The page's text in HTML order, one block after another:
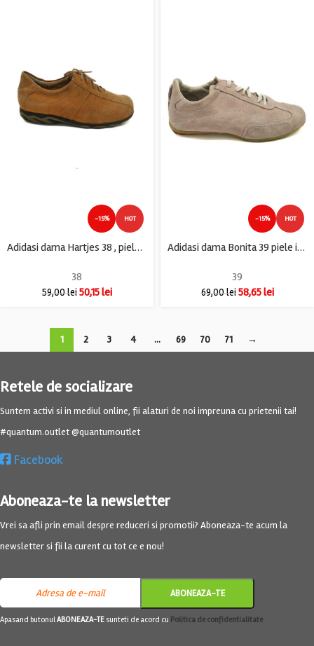
-15% HOT
Adidasi dama Hartjes 38 , piele intoarsa , maro
38
59,00lei 50,15lei
-15% HOT
Adidasi dama Bonita 39 piele intoarsa , rose
39
69,00lei 58,65lei
1 2 3 4 … 69 70 71 →
Retele de socializare
Suntem activi si in mediul online, fii alaturi de noi impreuna cu prietenii tai!
#quantum.outlet @quantumoutlet
Facebook
Aboneaza-te la newsletter
Vrei sa afli prin email despre reduceri si promotii? Aboneaza-te acum la
newsletter si fii la curent cu tot ce e nou!
Apasand butonulABONEAZA-TE sunteti de acord cu Politica de confidentialitate